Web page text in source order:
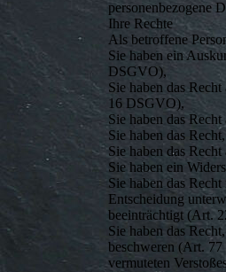
personenbezogene
Ihre Rechte
Als betroffene
Sie haben ein
DSGVO),
Sie haben das
16 DSGVO),
Sie haben das
Sie haben das
Sie haben das
Sie haben ein
Sie haben das
Entscheidung
beeinträchtigt (Art.
Sie haben das
beschweren (Art.
vermuteten